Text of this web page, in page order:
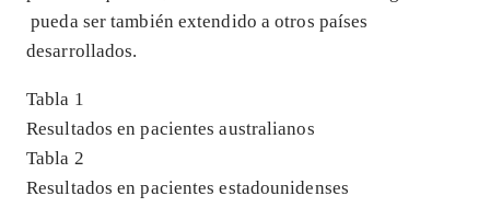
pueda ser también extendido a otros países
desarrollados.
Tabla 1
Resultados en pacientes australianos
Tabla 2
Resultados en pacientes estadounidenses